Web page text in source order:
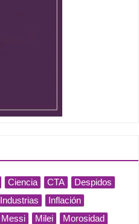
Ciencia CTA
Despidos
Industrias
Inflación
Messi Milei
Morosidad